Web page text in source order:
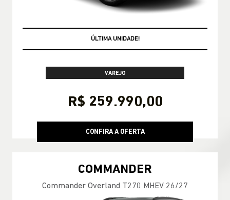
OPORTUNIDADE AZZURRA
VAREJO
R$ 259.990,00
CONFIRA A OFERTA
COMMANDER
Commander Overland T270 MHEV 26/27